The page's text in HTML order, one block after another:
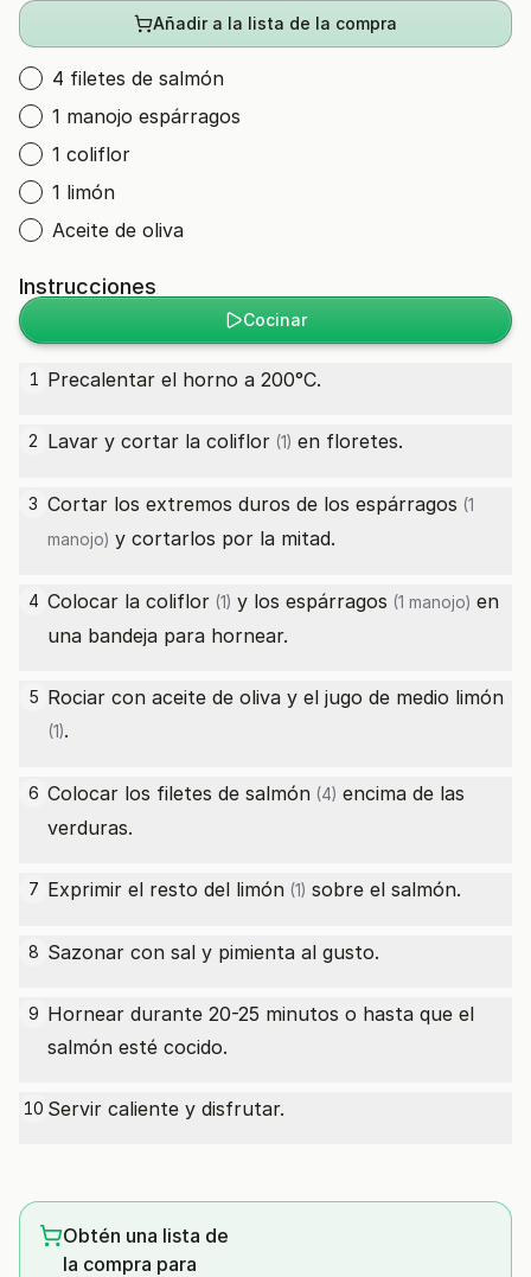
Añadir a la lista de la compra
4 filetes de salmón
1 manojo espárragos
1 coliflor
1 limón
Aceite de oliva
Instrucciones
Cocinar
1 Precalentar el horno a 200°C.
2 Lavar y cortar la coliflor (1) en floretes.
3 Cortar los extremos duros de los espárragos (1
manojo) y cortarlos por la mitad.
4 Colocar la coliflor (1) y los espárragos (1 manojo) en
una bandeja para hornear.
5 Rociar con aceite de oliva y el jugo de medio limón
(1).
6 Colocar los filetes de salmón (4) encima de las
verduras.
7 Exprimir el resto del limón (1) sobre el salmón.
8 Sazonar con sal y pimienta al gusto.
9 Hornear durante 20-25 minutos o hasta que el
salmón esté cocido.
10 Servir caliente y disfrutar.
Obtén una lista de
la compra para